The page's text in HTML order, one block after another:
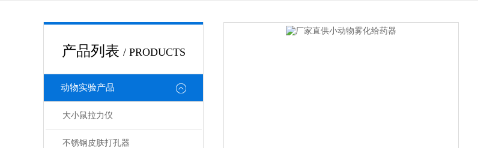
产品列表 / PRODUCTS
动物实验产品
大小鼠拉力仪
不锈钢皮肤打孔器